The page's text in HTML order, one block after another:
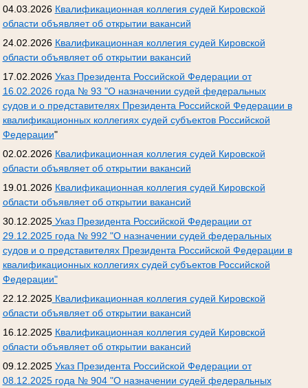
04.03.2026 Квалификационная коллегия судей Кировской
области объявляет об открытии вакансий
24.02.2026 Квалификационная коллегия судей Кировской
области объявляет об открытии вакансий
17.02.2026 Указ Президента Российской Федерации от
16.02.2026 года № 93 "О назначении судей федеральных
судов и о представителях Президента Российской Федерации в
квалификационных коллегиях судей субъектов Российской
Федерации"
02.02.2026 Квалификационная коллегия судей Кировской
области объявляет об открытии вакансий
19.01.2026 Квалификационная коллегия судей Кировской
области объявляет об открытии вакансий
30.12.2025Указ Президента Российской Федерации от
29.12.2025 года № 992 "О назначении судей федеральных
судов и о представителях Президента Российской Федерации в
квалификационных коллегиях судей субъектов Российской
Федерации"
22.12.2025Квалификационная коллегия судей Кировской
области объявляет об открытии вакансий
16.12.2025 Квалификационная коллегия судей Кировской
области объявляет об открытии вакансий
09.12.2025 Указ Президента Российской Федерации от
08.12.2025 года № 904 "О назначении судей федеральных